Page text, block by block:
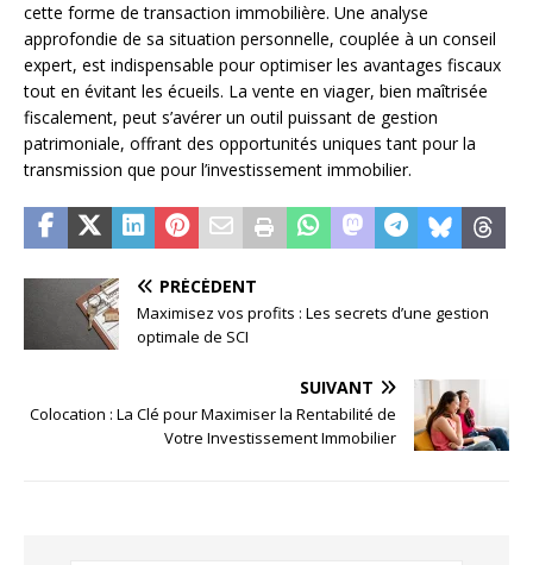
cette forme de transaction immobilière. Une analyse
approfondie de sa situation personnelle, couplée à un conseil
expert, est indispensable pour optimiser les avantages fiscaux
tout en évitant les écueils. La vente en viager, bien maîtrisée
fiscalement, peut s’avérer un outil puissant de gestion
patrimoniale, offrant des opportunités uniques tant pour la
transmission que pour l’investissement immobilier.
PRÉCÉDENT
Maximisez vos profits : Les secrets d’une gestion
optimale de SCI
SUIVANT
Colocation : La Clé pour Maximiser la Rentabilité de
Votre Investissement Immobilier